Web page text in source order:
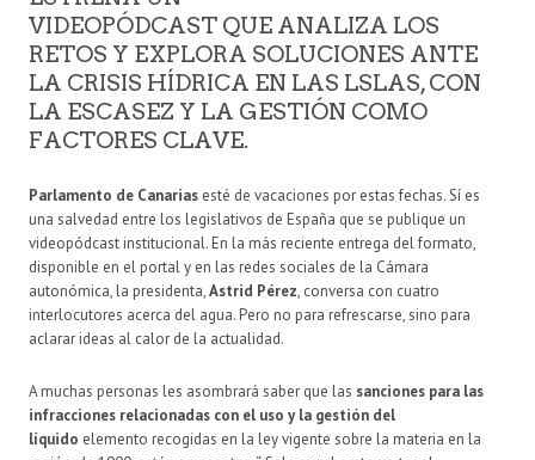
VIDEOPÓDCAST QUE ANALIZA LOS
RETOS Y EXPLORA SOLUCIONES ANTE
LA CRISIS HÍDRICA EN LAS LSLAS, CON
LA ESCASEZ Y LA GESTIÓN COMO
FACTORES CLAVE.
Parlamento de Canarias esté de vacaciones por estas fechas. Sí es
una salvedad entre los legislativos de España que se publique un
videopódcast institucional. En la más reciente entrega del formato,
disponible en el portal y en las redes sociales de la Cámara
autonómica, la presidenta,Astrid Pérez, conversa con cuatro
interlocutores acerca del agua. Pero no para refrescarse, sino para
aclarar ideas al calor de la actualidad.
A muchas personas les asombrará saber que las sanciones para las
infracciones relacionadas con el uso y la gestión del
líquido elemento recogidas en la ley vigente sobre la materia en la